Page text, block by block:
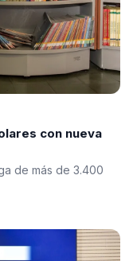
con nueva
de más de 3.400